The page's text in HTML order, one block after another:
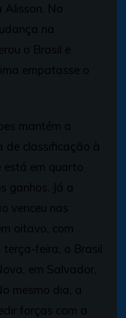
Alisson. No
na
o Brasil e
empatasse o
mantém a
de classificação à
está em quarto
ganhos. Já a
venceu nas
oitavo, com
feira, o Brasil
em Salvador,
mesmo dia, a
forças com a